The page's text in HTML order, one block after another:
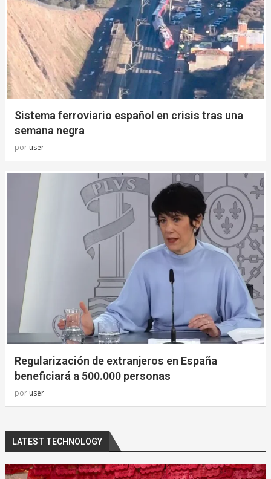
Sistema ferroviario español en crisis tras una
semana negra
por user
Regularización de extranjeros en España
beneficiará a 500.000 personas
por user
LATEST TECHNOLOGY